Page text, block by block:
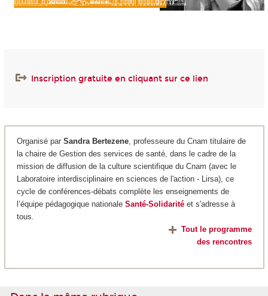
Inscription gratuite en cliquant sur ce lien
Organisé par Sandra Bertezene, professeure du Cnam titulaire de
la chaire de Gestion des services de santé, dans le cadre de la
mission de diffusion de la culture scientifique du Cnam (avec le
Laboratoire interdisciplinaire en sciences de l'action - Lirsa), ce
cycle de conférences-débats complète les enseignements de
l’équipe pédagogique nationale Santé-Solidaritéet s'adresse à
tous.
Tout le programme
des rencontres